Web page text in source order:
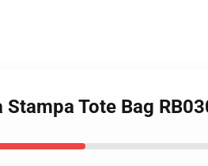
Tote Bag